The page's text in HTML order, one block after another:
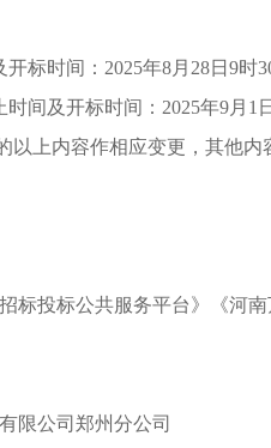
开标时间：2025年8月 28日 9时
时间及开标时间：2025年9月 1 日
以上内容作相应变更，其他内
标投标公共服务平台》《河
限公司郑州分公司